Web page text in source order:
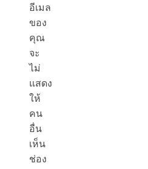
อีเมล
ของ
คุณ
จะ
ไม่
แสดง
ให้
คน
อื่น
เห็น
ช่อง